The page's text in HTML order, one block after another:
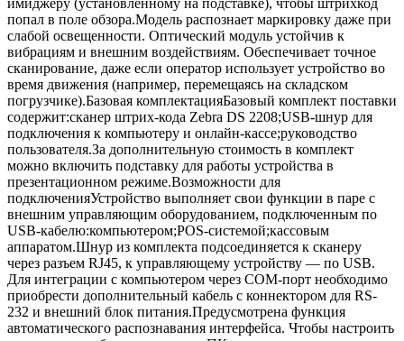
попал в поле обзора.Модель распознает маркировку даже при
слабой освещенности. Оптический модуль устойчив к
вибрациям и внешним воздействиям. Обеспечивает точное
сканирование, даже если оператор использует устройство во
время движения (например, перемещаясь на складском
погрузчике).Базовая комплектацияБазовый комплект поставки
содержит:сканер штрих-кода Zebra DS 2208;USB-шнур для
подключения к компьютеру и онлайн-кассе;руководство
пользователя.За дополнительную стоимость в комплект
можно включить подставку для работы устройства в
презентационном режиме.Возможности для
подключенияУстройство выполняет свои функции в паре с
внешним управляющим оборудованием, подключенным по
USB-кабелю:компьютером;POS-системой;кассовым
аппаратом.Шнур из комплекта подсоединяется к сканеру
через разъем RJ45, к управляющему устройству — по USB.
Для интеграции с компьютером через COM-порт необходимо
приобрести дополнительный кабель с коннектором для RS-
232 и внешний блок питания.Предусмотрена функция
автоматического распознавания интерфейса. Чтобы настроить